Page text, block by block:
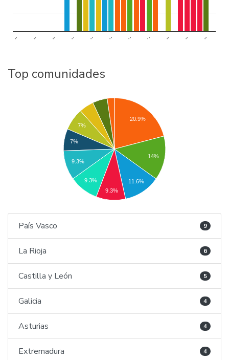
.. .. .. .. .. .. .. .. .. .. ..
Top comunidades
20.9%
14%
11.6%
7%
7%
9.3%
9.3%
9.3%
País Vasco 9
La Rioja 6
Castilla y León 5
Galicia 4
Asturias 4
Extremadura 4